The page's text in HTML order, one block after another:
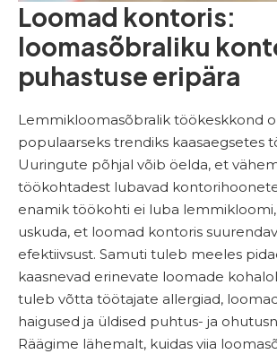
Loomad kontoris:
loomasõbraliku
puhastuse eripära
Lemmikloomasõbralik töökeskkond
populaarseks trendiks kaasaegsetes
Uuringute põhjal võib öelda, et
töökohtadest lubavad
enamik töökohti ei luba lemmikloomi,
uskuda, et loomad kontoris
efektiivsust. Samuti tuleb meeles
kaasnevad erinevate loomade
tuleb võtta töötajate allergiad,
haigused ja üldised puhtus- ja
Räägime lähemalt, kuidas viia